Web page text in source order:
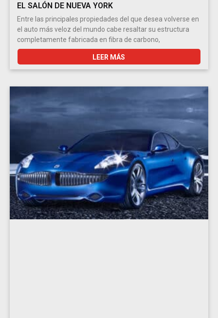
EL SALÓN DE NUEVA YORK
Entre las principales propiedades del que desea volverse en
el auto más veloz del mundo cabe resaltar su estructura
completamente fabricada en fibra de carbono,
LEER MÁS